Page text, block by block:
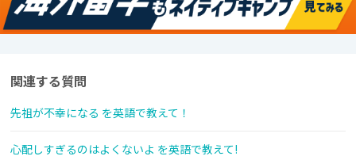
関連する質問
先祖が不幸になる を英語で教えて！
心配しすぎるのはよくないよ を英語で教えて!